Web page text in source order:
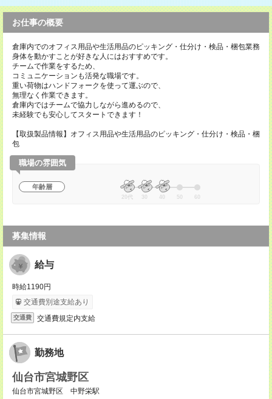
お仕事の概要
倉庫内でのオフィス用品や生活用品のピッキング・仕分け・検品・梱包業務
身体を動かすことが好きな人にはおすすめです。
チームで作業をするため、
コミュニケーションも活発な職場です。
重い荷物はハンドフォークを使って運ぶので、
無理なく作業できます。
倉庫内ではチームで協力しながら進めるので、
未経験でも安心してスタートできます！
【取扱製品情報】オフィス用品や生活用品のピッキング・仕分け・検品・梱
包
職場の雰囲気
年齢層
20代 30 40 50 60
募集情報
給与
時給1190円
交通費別途支給あり
交通費 交通費規定内支給
勤務地
仙台市宮城野区
仙台市宮城野区 中野栄駅